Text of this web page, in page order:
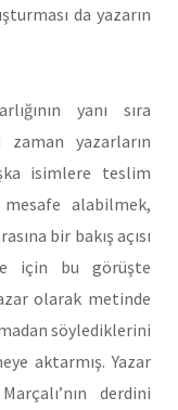
da yazarın
yanı sıra
yazarların
isimlere teslim
alabilmek,
bir bakış açısı
için bu görüşte
olarak metinde
söylediklerini
aktarmış. Yazar
derdini